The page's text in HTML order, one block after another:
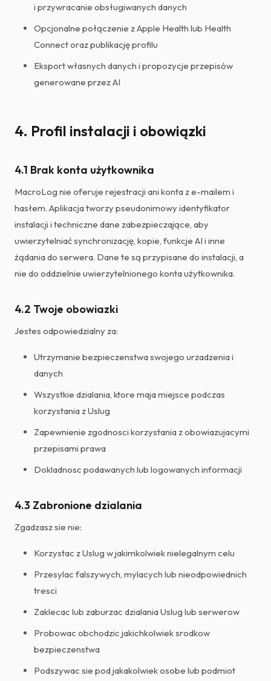
i przywracanie obsługiwanych danych
Opcjonalne połączenie z Apple Health lub Health
Connect oraz publikację profilu
Eksport własnych danych i propozycje przepisów
generowane przez AI
4. Profil instalacji i obowiązki
4.1 Brak konta użytkownika
MacroLog nie oferuje rejestracji ani konta z e-mailem i
hasłem. Aplikacja tworzy pseudonimowy identyfikator
instalacji i techniczne dane zabezpieczające, aby
uwierzytelniać synchronizację, kopie, funkcje AI i inne
żądania do serwera. Dane te są przypisane do instalacji, a
nie do oddzielnie uwierzytelnionego konta użytkownika.
4.2 Twoje obowiazki
Jestes odpowiedzialny za:
Utrzymanie bezpieczenstwa swojego urzadzenia i
danych
Wszystkie dzialania, ktore maja miejsce podczas
korzystania z Uslug
Zapewnienie zgodnosci korzystania z obowiazujacymi
przepisami prawa
Dokladnosc podawanych lub logowanych informacji
4.3 Zabronione dzialania
Zgadzasz sie nie:
Korzystac z Uslug w jakimkolwiek nielegalnym celu
Przesylac falszywych, mylacych lub nieodpowiednich
tresci
Zaklecac lub zaburzac dzialania Uslug lub serwerow
Probowac obchodzic jakichkolwiek srodkow
bezpieczenstwa
Podszywac sie pod jakakolwiek osobe lub podmiot